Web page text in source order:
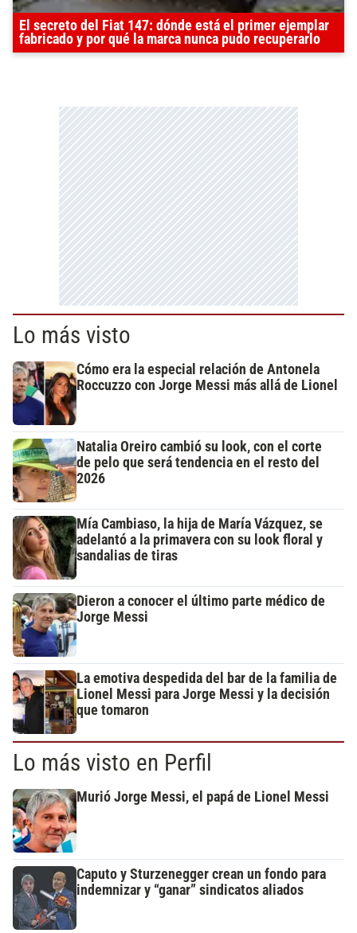
El secreto del Fiat 147: dónde está el primer ejemplar
fabricado y por qué la marca nunca pudo recuperarlo
Lo más visto
Cómo era la especial relación de Antonela
Roccuzzo con Jorge Messi más allá de Lionel
Natalia Oreiro cambió su look, con el corte
de pelo que será tendencia en el resto del
2026
Mía Cambiaso, la hija de María Vázquez, se
adelantó a la primavera con su look floral y
sandalias de tiras
Dieron a conocer el último parte médico de
Jorge Messi
La emotiva despedida del bar de la familia de
Lionel Messi para Jorge Messi y la decisión
que tomaron
Lo más visto en Perfil
Murió Jorge Messi, el papá de Lionel Messi
Caputo y Sturzenegger crean un fondo para
indemnizar y “ganar” sindicatos aliados